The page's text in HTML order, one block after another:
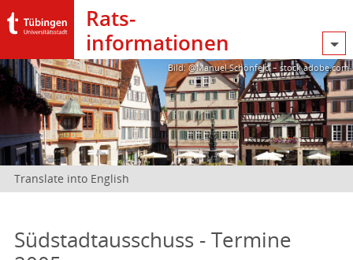
Rats­
informationen
Bild: @Manuel Schönfeld – stock.adobe.com
Translate into English
Südstadtausschuss - Termine